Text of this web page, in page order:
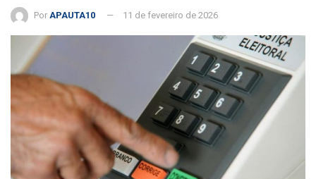
Por APAUTA10 11 de fevereiro de 2026